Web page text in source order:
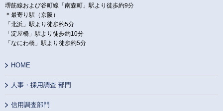
堺筋線および谷町線「南森町」駅より徒歩約9分
＊最寄り駅（京阪）
「北浜」駅より徒歩約5分
「淀屋橋」駅より徒歩約10分
「なにわ橋」駅より徒歩約5分
HOME
人事・採用調査 部門
信用調査部門